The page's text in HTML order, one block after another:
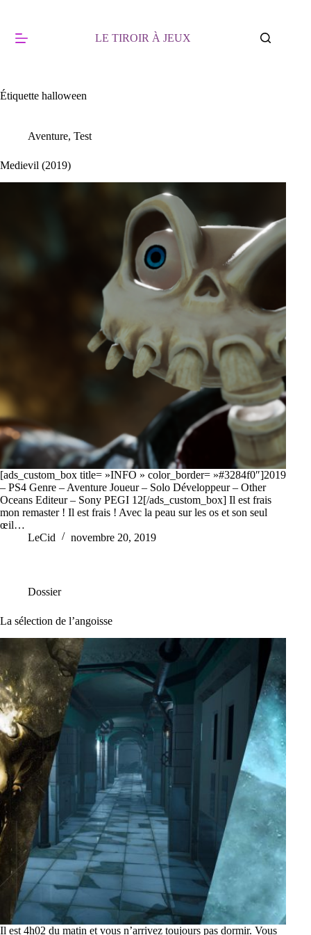
LE TIROIR À JEUX
Étiquette halloween
Aventure, Test
Medievil (2019)
[ads_custom_box title= »INFO » color_border= »#3284f0″]2019
– PS4 Genre – Aventure Joueur – Solo Développeur – Other
Oceans Editeur – Sony PEGI 12[/ads_custom_box] Il est frais
mon remaster ! Il est frais ! Avec la peau sur les os et son seul
œil…
LeCid
novembre 20, 2019
Dossier
La sélection de l’angoisse
Il est 4h02 du matin et vous n’arrivez toujours pas dormir. Vous